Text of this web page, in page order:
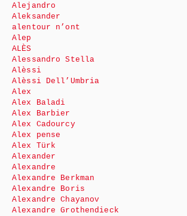
Alejandro
Aleksander
alentour n’ont
Alep
ALÈS
Alessandro Stella
Alèssi
Alèssi Dell’Umbria
Alex
Alex Baladi
Alex Barbier
Alex Cadourcy
Alex pense
Alex Türk
Alexander
Alexandre
Alexandre Berkman
Alexandre Boris
Alexandre Chayanov
Alexandre Grothendieck